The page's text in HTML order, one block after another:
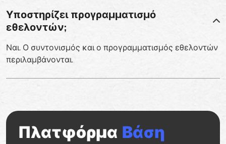
Υποστηρίζει προγραμματισμό
εθελοντών;
Ναι. Ο συντονισμός και ο προγραμματισμός εθελοντών
περιλαμβάνονται.
Πλατφόρμα Βάση